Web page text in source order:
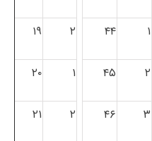
۱ ۴۴ ۲ ۱۹
۲ ۴۵ ۱ ۲۰
۳ ۴۶ ۲ ۲۱